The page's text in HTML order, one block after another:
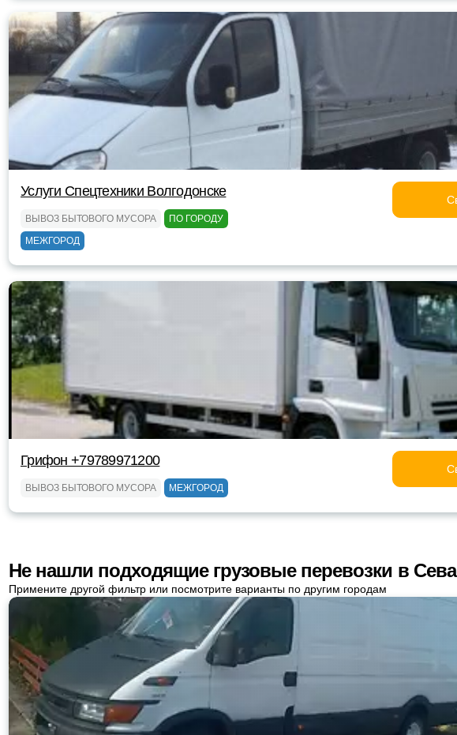
Услуги Спецтехники Волгодонске
ВЫВОЗ БЫТОВОГО МУСОРА
ПО ГОРОДУ
МЕЖГОРОД
Грифон +79789971200
ВЫВОЗ БЫТОВОГО МУСОРА МЕЖГОРОД
Не нашли подходящие грузовые перевозки в
Примените другой фильтр или посмотрите варианты по другим городам